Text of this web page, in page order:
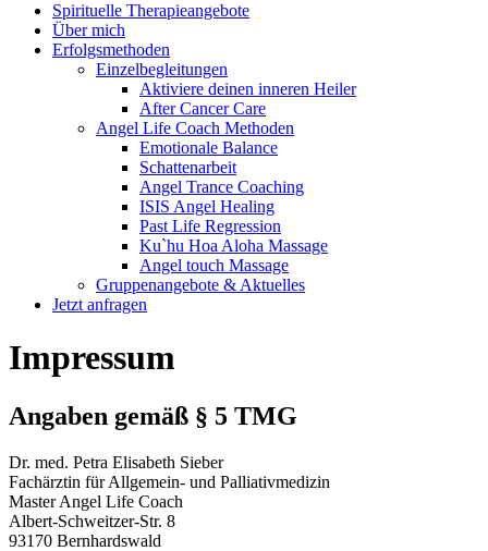
Spirituelle Therapieangebote
Über mich
Erfolgsmethoden
Einzelbegleitungen
Aktiviere deinen inneren Heiler
After Cancer Care
Angel Life Coach Methoden
Emotionale Balance
Schattenarbeit
Angel Trance Coaching
ISIS Angel Healing
Past Life Regression
Ku`hu Hoa Aloha Massage
Angel touch Massage
Gruppenangebote & Aktuelles
Jetzt anfragen
Impressum
Angaben gemäß § 5 TMG
Dr. med. Petra Elisabeth Sieber
Fachärztin für Allgemein- und Palliativmedizin
Master Angel Life Coach
Albert-Schweitzer-Str. 8
93170 Bernhardswald